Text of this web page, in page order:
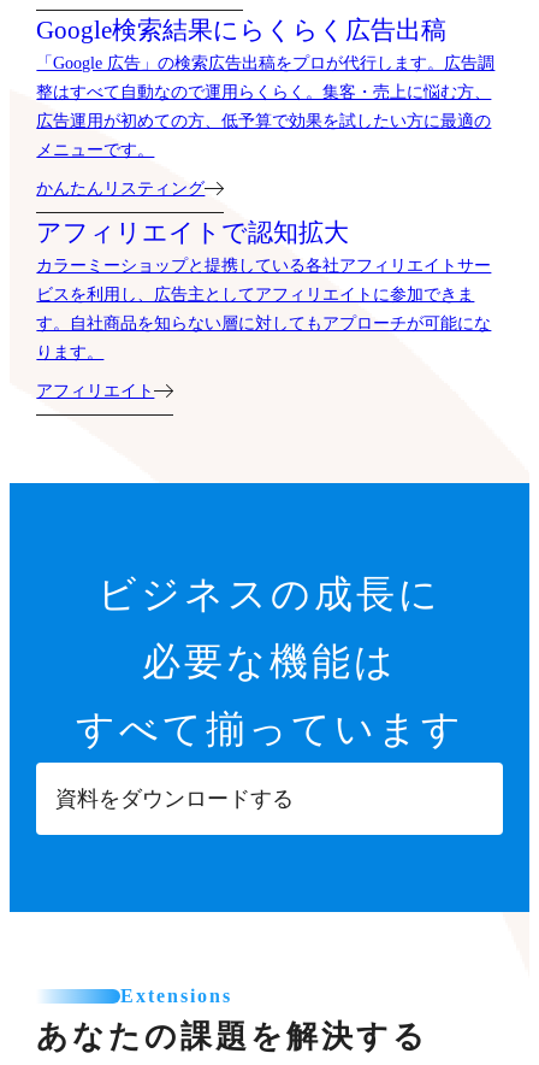
Google検索結果に らくらく広告出稿
「Google 広告」の検索広告出稿をプロが代行します。広告調
整はすべて自動なので運用らくらく。集客・売上に悩む方、
広告運用が初めての方、低予算で効果を試したい方に最適の
メニューです。
かんたんリスティング
アフィリエイトで認知拡大
カラーミーショップと提携している各社アフィリエイトサー
ビスを利用し、広告主としてアフィリエイトに参加できま
す。自社商品を知らない層に対してもアプローチが可能にな
ります。
アフィリエイト
ビジネスの成長に
必要な機能は
すべて揃っています
資料をダウンロードする
Extensions
あなたの課題を解決する